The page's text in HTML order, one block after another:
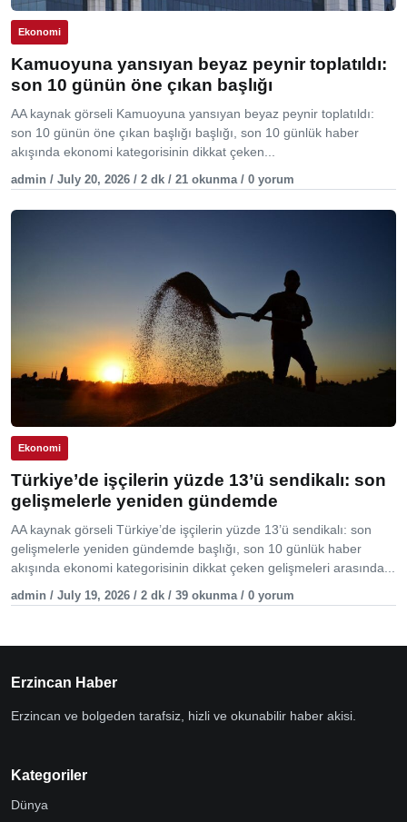
Ekonomi
Kamuoyuna yansıyan beyaz peynir toplatıldı:
son 10 günün öne çıkan başlığı
AA kaynak görseli Kamuoyuna yansıyan beyaz peynir toplatıldı:
son 10 günün öne çıkan başlığı başlığı, son 10 günlük haber
akışında ekonomi kategorisinin dikkat çeken...
admin / July 20, 2026 / 2 dk / 21 okunma / 0 yorum
Ekonomi
Türkiye’de işçilerin yüzde 13’ü sendikalı: son
gelişmelerle yeniden gündemde
AA kaynak görseli Türkiye’de işçilerin yüzde 13’ü sendikalı: son
gelişmelerle yeniden gündemde başlığı, son 10 günlük haber
akışında ekonomi kategorisinin dikkat çeken gelişmeleri arasında...
admin / July 19, 2026 / 2 dk / 39 okunma / 0 yorum
Erzincan Haber
Erzincan ve bolgeden tarafsiz, hizli ve okunabilir haber akisi.
Kategoriler
Dünya